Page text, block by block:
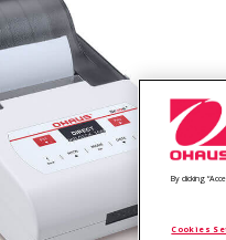
By clicking
Cookies